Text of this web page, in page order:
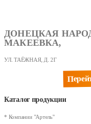
ДОНЕЦКАЯ
МАКЕЕВКА,
УЛ. ТАЁЖНАЯ, Д. 2Г
Каталог продукции
* Компании "Артель"